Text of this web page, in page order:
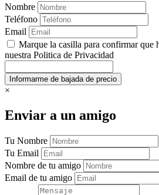
Nombre
Teléfono
Email
Marque la casilla para confirmar que
nuestra Politica de Privacidad
×
Enviar a un amigo
Tu Nombre
Tu Email
Nombre de tu amigo
Email de tu amigo